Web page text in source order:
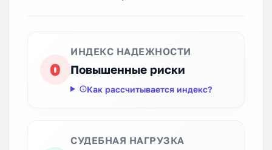
0
ИНДЕКС НАДЕЖНОСТИ
Повышенные риски
Как рассчитывается индекс?
СУДЕБНАЯ НАГРУЗКА